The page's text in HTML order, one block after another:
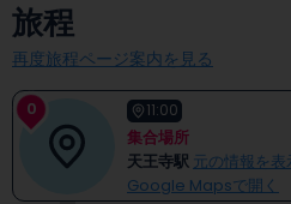
to
get
the
keyboard
shortcuts
for
changing
旅程
再度旅程ページ案内を見る
0 11:00
集合場所
天王寺駅 元の情報を表
Google Mapsで開く